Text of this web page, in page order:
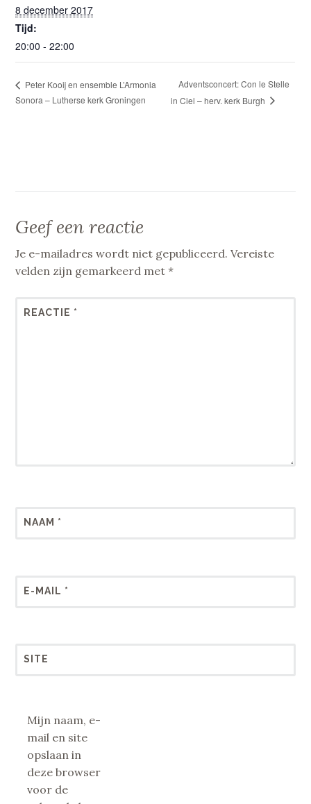
8 december 2017
Tijd:
20:00 - 22:00
Peter Kooij en ensemble L’Armonia
Sonora – Lutherse kerk Groningen
Adventsconcert: Con le Stelle
in Ciel – herv. kerk Burgh
Geef een reactie
Je e-mailadres wordt niet gepubliceerd. Vereiste
velden zijn gemarkeerd met*
REACTIE *
NAAM *
E-MAIL *
SITE
Mijn naam, e-
mail en site
opslaan in
deze browser
voor de